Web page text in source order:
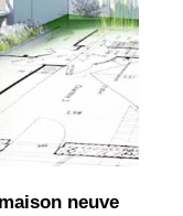
neuve